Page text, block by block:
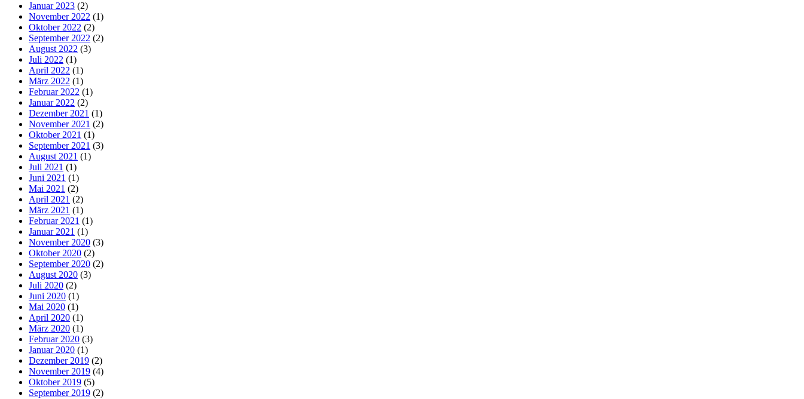
Januar 2023 (2)
November 2022 (1)
Oktober 2022 (2)
September 2022 (2)
August 2022 (3)
Juli 2022 (1)
April 2022 (1)
März 2022 (1)
Februar 2022 (1)
Januar 2022 (2)
Dezember 2021 (1)
November 2021 (2)
Oktober 2021 (1)
September 2021 (3)
August 2021 (1)
Juli 2021 (1)
Juni 2021 (1)
Mai 2021 (2)
April 2021 (2)
März 2021 (1)
Februar 2021 (1)
Januar 2021 (1)
November 2020 (3)
Oktober 2020 (2)
September 2020 (2)
August 2020 (3)
Juli 2020 (2)
Juni 2020 (1)
Mai 2020 (1)
April 2020 (1)
März 2020 (1)
Februar 2020 (3)
Januar 2020 (1)
Dezember 2019 (2)
November 2019 (4)
Oktober 2019 (5)
September 2019 (2)